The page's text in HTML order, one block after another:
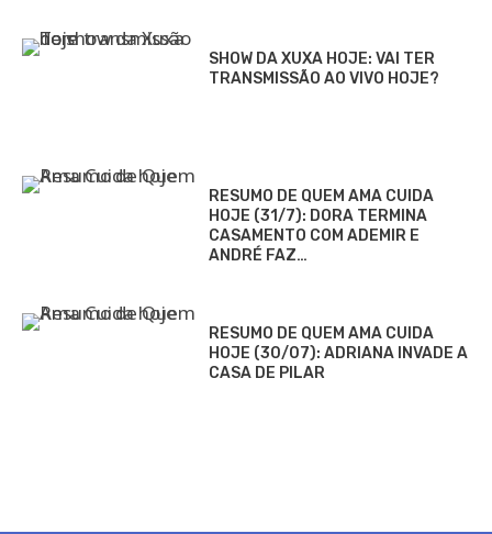
SHOW DA XUXA HOJE: VAI TER
TRANSMISSÃO AO VIVO HOJE?
RESUMO DE QUEM AMA CUIDA
HOJE (31/7): DORA TERMINA
CASAMENTO COM ADEMIR E
ANDRÉ FAZ…
RESUMO DE QUEM AMA CUIDA
HOJE (30/07): ADRIANA INVADE A
CASA DE PILAR